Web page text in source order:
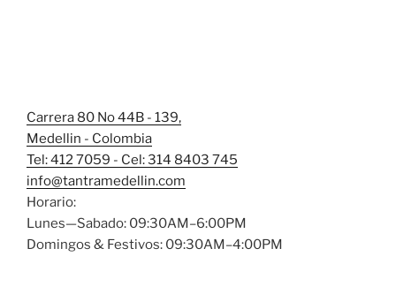
Carrera 80 No 44B - 139,
Medellin - Colombia
Tel: 412 7059 - Cel: 314 8403 745
info@tantramedellin.com
Horario:
Lunes—Sabado: 09:30AM–6:00PM
Domingos & Festivos: 09:30AM–4:00PM